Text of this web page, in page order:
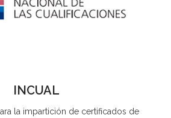
INCUAL
la impartición de certificados de